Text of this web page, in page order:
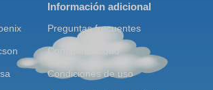
Información adicional
Preguntas frecuentes
Confidencialidad
Condiciones de uso